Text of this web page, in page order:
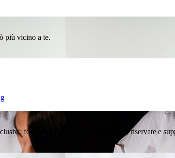
più vicino a te.
formazione certificata, promozioni riservate e